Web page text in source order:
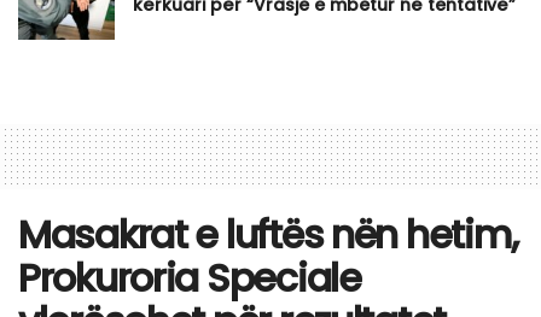
kërkuari për “Vrasje e mbetur në tentativë”
Masakrat e luftës nën hetim,
Prokuroria Speciale